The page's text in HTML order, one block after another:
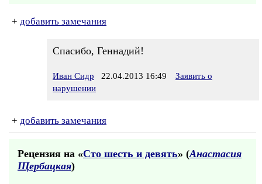
+ добавить замечания
Спасибо, Геннадий!
Иван Сидр 22.04.2013 16:49
Заявить о
нарушении
+ добавить замечания
Рецензия на «Сто шесть и девять» (Анастасия
Щербацкая)